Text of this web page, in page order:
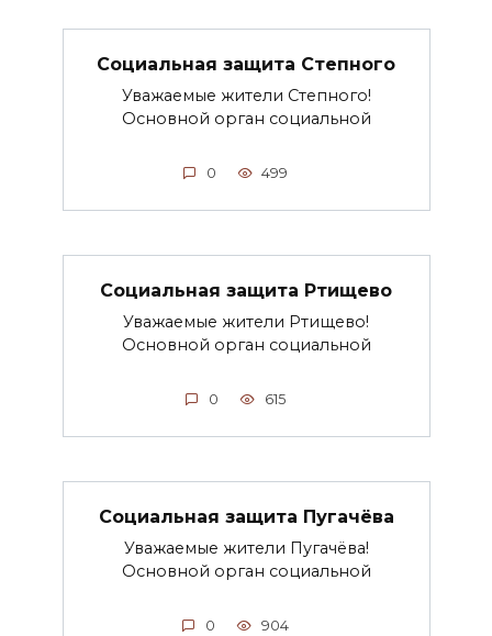
Социальная защита Степного
Уважаемые жители Степного!
Основной орган социальной
0 499
Социальная защита Ртищево
Уважаемые жители Ртищево!
Основной орган социальной
0 615
Социальная защита Пугачёва
Уважаемые жители Пугачёва!
Основной орган социальной
0 904